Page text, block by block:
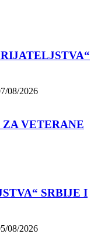
08/2026
ZA VETERANE
SRBIJE I
08/2026